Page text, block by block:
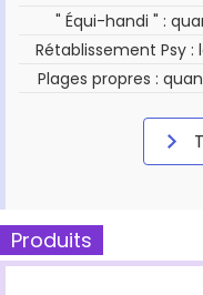
" Équi-handi " :
Rétablissement Psy
Plages propres :
Produits